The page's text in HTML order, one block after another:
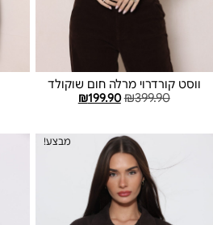
ווסט קורדרוי מרלה חום שוקולד
₪399.90
₪199.90
מבצע!